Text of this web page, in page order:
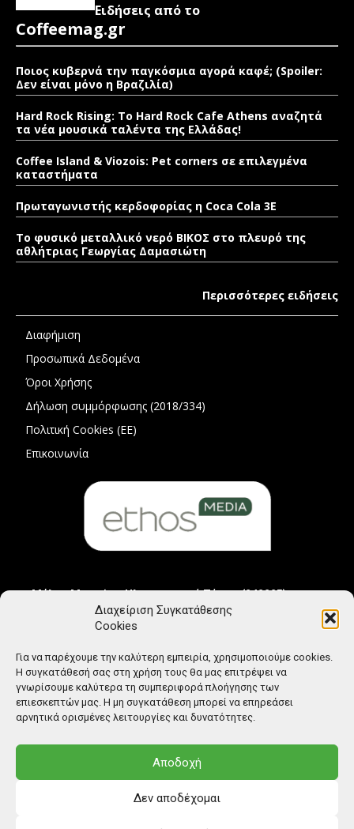
Διαχείριση Συγκατάθεσης
Cookies
Για να παρέχουμε την καλύτερη εμπειρία, χρησιμοποιούμε cookies.
Η συγκατάθεσή σας στη χρήση τους θα μας επιτρέψει να
γνωρίσουμε καλύτερα τη συμπεριφορά πλοήγησης των
επιεσκεπτών μας. Η μη συγκατάθεση μπορεί να επηρεάσει
αρνητικά ορισμένες λειτουργίες και δυνατότητες.
Αποδοχή
Δεν αποδέχομαι
Ειδήσεις από το
Coffeemag.gr
Ποιος κυβερνά την παγκόσμια αγορά καφέ; (Spoiler:
Δεν είναι μόνο η Βραζιλία)
Hard Rock Rising: Το Hard Rock Cafe Athens αναζητά
τα νέα μουσικά ταλέντα της Ελλάδας!
Coffee Island & Viozois: Pet corners σε επιλεγμένα
καταστήματα
Πρωταγωνιστής κερδοφορίας η Coca Cola 3E
Το φυσικό μεταλλικό νερό ΒΙΚΟΣ στο πλευρό της
αθλήτριας Γεωργίας Δαμασιώτη
Περισσότερες ειδήσεις
Διαφήμιση
Προσωπικά Δεδομένα
Όροι Χρήσης
Δήλωση συμμόρφωσης (2018/334)
Πολιτική Cookies (ΕΕ)
Επικοινωνία
Μέλος Μητρώου Ηλεκτρονικού Τύπου (242225)